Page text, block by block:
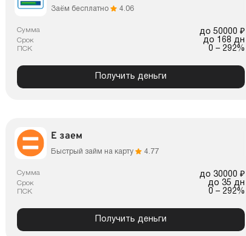
Заём бесплатно 4.06
Сумма до 50000 ₽
Срок до 168 дн
ПСК 0 – 292%
Получить деньги
Е заем
Быстрый займ на карту 4.77
Сумма до 30000 ₽
Срок до 35 дн
ПСК 0 – 292%
Получить деньги